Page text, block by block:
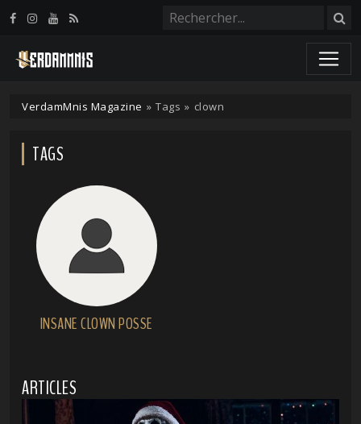
VerdamMnis Magazine » Tags » clown
TAGS
INSANE CLOWN POSSE
ARTICLES
Panneau de gestion des cookies